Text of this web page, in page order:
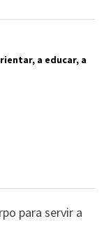
a educar, a
para servir a